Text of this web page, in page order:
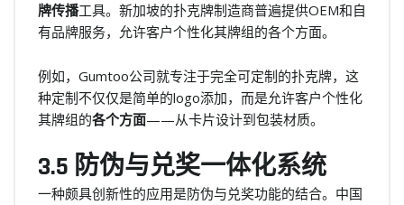
牌传播工具。新加坡的扑克牌制造商普遍提供OEM和自
有品牌服务，允许客户个性化其牌组的各个方面。
例如，Gumtoo公司就专注于完全可定制的扑克牌，这
种定制不仅仅是简单的logo添加，而是允许客户个性化
其牌组的各个方面——从卡片设计到包装材质。
3.5 防伪与兑奖一体化系统
一种颇具创新性的应用是防伪与兑奖功能的结合。中国